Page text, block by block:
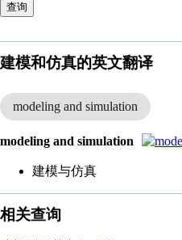
查询
建模和仿真的英文翻译
modeling and simulation
modeling and simulation
建模与仿真
相关查询